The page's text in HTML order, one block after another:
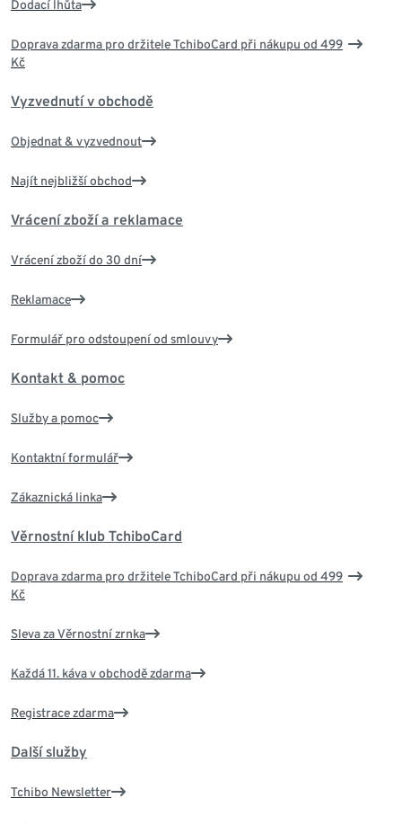
Dodací lhůta
Doprava zdarma pro držitele TchiboCard při nákupu od 499
Kč
Vyzvednutí v obchodě
Objednat & vyzvednout
Najít nejbližší obchod
Vrácení zboží a reklamace
Vrácení zboží do 30 dní
Reklamace
Formulář pro odstoupení od smlouvy
Kontakt & pomoc
Služby a pomoc
Kontaktní formulář
Zákaznická linka
Věrnostní klub TchiboCard
Doprava zdarma pro držitele TchiboCard při nákupu od 499
Kč
Sleva za Věrnostní zrnka
Každá 11. káva v obchodě zdarma
Registrace zdarma
Další služby
Tchibo Newsletter